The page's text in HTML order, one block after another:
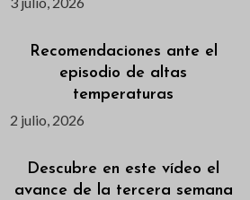
Recomendaciones ante el
episodio de altas
temperaturas
2 julio, 2026
Descubre en este vídeo el
avance de la tercera semana